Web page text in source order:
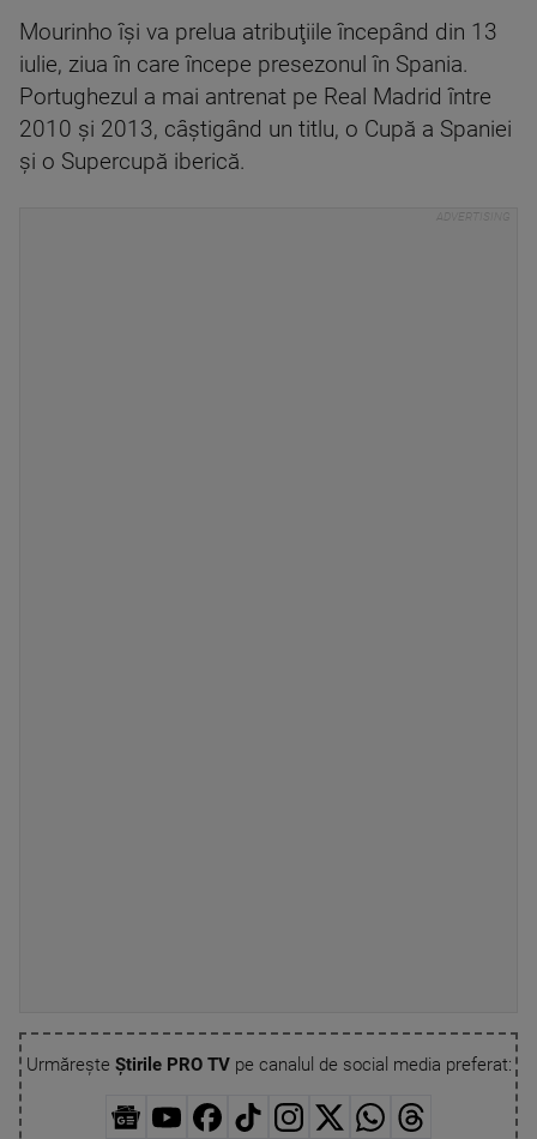
Mourinho îşi va prelua atribuţiile începând din 13
iulie, ziua în care începe presezonul în Spania.
Portughezul a mai antrenat pe Real Madrid între
2010 şi 2013, câştigând un titlu, o Cupă a Spaniei
şi o Supercupă iberică.
Urmărește Știrile PRO TVpe canalul de social media preferat: